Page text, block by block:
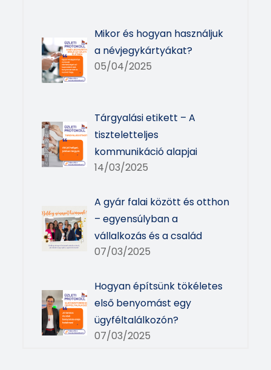
Mikor és hogyan használjuk
a névjegykártyákat?
05/04/2025
Tárgyalási etikett – A
tiszteletteljes
kommunikáció alapjai
14/03/2025
A gyár falai között és otthon
– egyensúlyban a
vállalkozás és a család
07/03/2025
Hogyan építsünk tökéletes
első benyomást egy
ügyféltalálkozón?
07/03/2025